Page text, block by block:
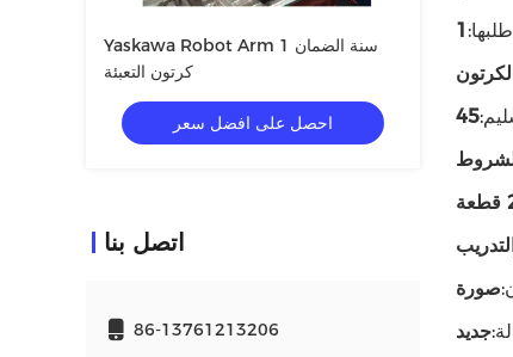
Yaskawa Robot Arm 1 سنة الضمان
كرتون التعبئة
احصل على افضل سعر
اتصل بنا
86-13761213206
1
45
صورة
جديد